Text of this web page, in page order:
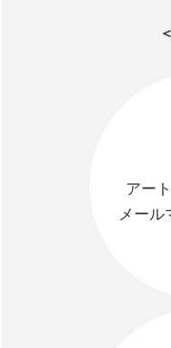
アー
メール